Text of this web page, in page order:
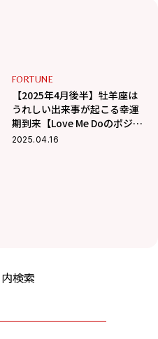
FORTUNE
【2025年4月後半】牡羊座は
うれしい出来事が起こる幸運
期到来【Love Me Doのポジテ
ィブ星占い】
2025.04.16
検索